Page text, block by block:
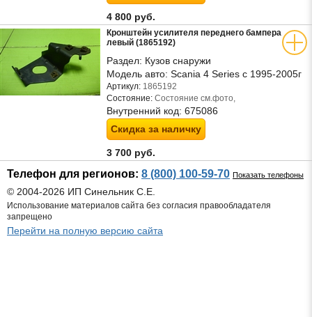
4 800 руб.
Кронштейн усилителя переднего бампера
левый (1865192)
Раздел: Кузов снаружи
Модель авто: Scania 4 Series с 1995-2005г
Артикул: 1865192
Состояние: Состояние см.фото,
Внутренний код: 675086
Скидка за наличку
3 700 руб.
Телефон для регионов: 8 (800) 100-59-70 Показать телефоны
© 2004-2026 ИП Синельник С.Е.
Использование материалов сайта без согласия правообладателя
запрещено
Перейти на полную версию сайта